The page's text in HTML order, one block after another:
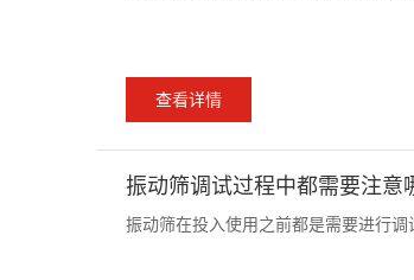
查看详情
振动筛调试过程中都需要注意
振动筛在投入使用之前都是需要进行